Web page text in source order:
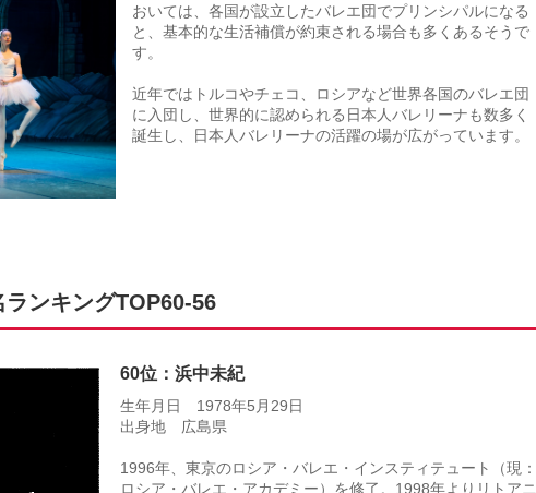
おいては、各国が設立したバレエ団でプリンシパルになる
と、基本的な生活補償が約束される場合も多くあるそうで
す。
近年ではトルコやチェコ、ロシアなど世界各国のバレエ団
に入団し、世界的に認められる日本人バレリーナも数多く
誕生し、日本人バレリーナの活躍の場が広がっています。
ランキングTOP60-56
60位：浜中未紀
生年月日 1978年5月29日
出身地 広島県
1996年、東京のロシア・バレエ・インスティテュート（現：
ロシア・バレエ・アカデミー）を修了。1998年よりリトアニ